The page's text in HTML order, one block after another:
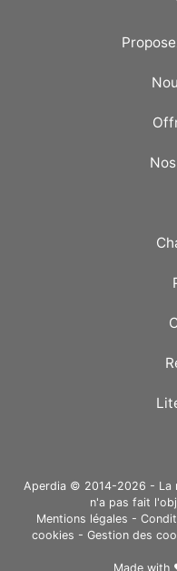
Aperdia © 2014-2026 - La
n'a pas fait
Mentions légales -
cookies - Gestion des
Made with